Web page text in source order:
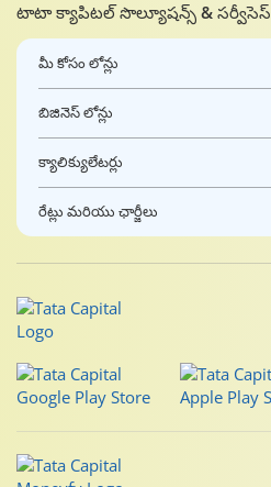
టాటా క్యాపిటల్ సొల్యూషన్స్ & సర్వీసెస్
మీ కోసం లోన్లు
బిజినెస్ లోన్లు
క్యాలిక్యులేటర్లు
రేట్లు మరియు ఛార్జీలు